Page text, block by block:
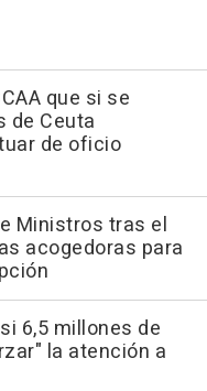
que si se
de Ceuta
de oficio
Ministros tras el
acogedoras para
6,5 millones de
la atención a